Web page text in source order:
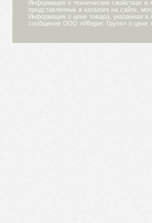
Информация о технических свойствах и
представленных в каталоге на сайте,
Информация о цене товара, указанная в
сообщение ООО «Иберис Групп» о цене